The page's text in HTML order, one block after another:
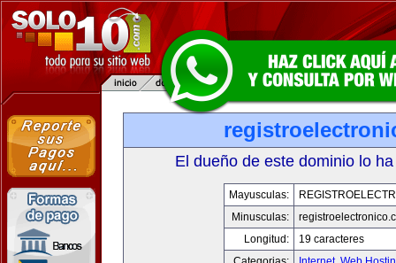
El dueño de este dominio lo
Mayusculas:
Minusculas:
Longitud:
19 caracteres